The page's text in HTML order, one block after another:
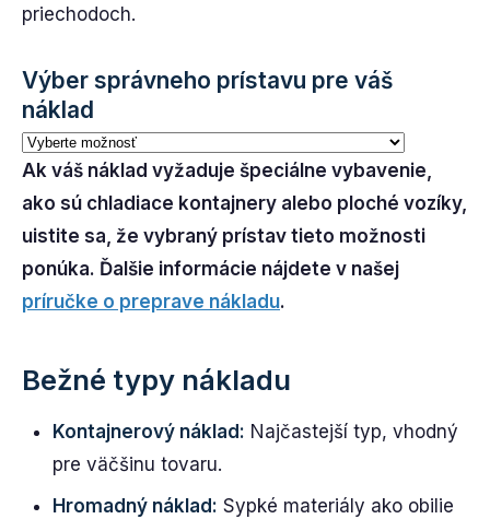
priechodoch.
Výber správneho prístavu pre váš
náklad
Ak váš náklad vyžaduje špeciálne vybavenie,
ako sú chladiace kontajnery alebo ploché vozíky,
uistite sa, že vybraný prístav tieto možnosti
ponúka. Ďalšie informácie nájdete v našej
príručke o preprave nákladu.
Bežné typy nákladu
Kontajnerový náklad: Najčastejší typ, vhodný
pre väčšinu tovaru.
Hromadný náklad: Sypké materiály ako obilie